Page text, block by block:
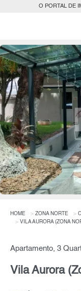
O PORTAL DE
HOME ZONA NORTE
VILA AURORA (ZONA
Vila Aurora